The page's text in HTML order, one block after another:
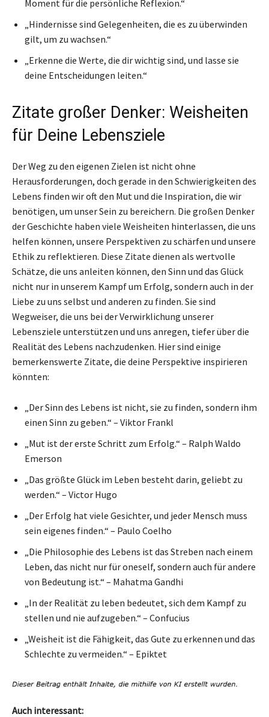
Moment für die persönliche Reflexion.“
„Hindernisse sind Gelegenheiten, die es zu überwinden
gilt, um zu wachsen.“
„Erkenne die Werte, die dir wichtig sind, und lasse sie
deine Entscheidungen leiten.“
Zitate großer Denker: Weisheiten
für Deine Lebensziele
Der Weg zu den eigenen Zielen ist nicht ohne
Herausforderungen, doch gerade in den Schwierigkeiten des
Lebens finden wir oft den Mut und die Inspiration, die wir
benötigen, um unser Sein zu bereichern. Die großen Denker
der Geschichte haben viele Weisheiten hinterlassen, die uns
helfen können, unsere Perspektiven zu schärfen und unsere
Ethik zu reflektieren. Diese Zitate dienen als wertvolle
Schätze, die uns anleiten können, den Sinn und das Glück
nicht nur in unserem Kampf um Erfolg, sondern auch in der
Liebe zu uns selbst und anderen zu finden. Sie sind
Wegweiser, die uns bei der Verwirklichung unserer
Lebensziele unterstützen und uns anregen, tiefer über die
Realität des Lebens nachzudenken. Hier sind einige
bemerkenswerte Zitate, die deine Perspektive inspirieren
könnten:
„Der Sinn des Lebens ist nicht, sie zu finden, sondern ihm
einen Sinn zu geben.“ – Viktor Frankl
„Mut ist der erste Schritt zum Erfolg.“ – Ralph Waldo
Emerson
„Das größte Glück im Leben besteht darin, geliebt zu
werden.“ – Victor Hugo
„Der Erfolg hat viele Gesichter, und jeder Mensch muss
sein eigenes finden.“ – Paulo Coelho
„Die Philosophie des Lebens ist das Streben nach einem
Leben, das nicht nur für oneself, sondern auch für andere
von Bedeutung ist.“ – Mahatma Gandhi
„In der Realität zu leben bedeutet, sich dem Kampf zu
stellen und nie aufzugeben.“ – Confucius
„Weisheit ist die Fähigkeit, das Gute zu erkennen und das
Schlechte zu vermeiden.“ – Epiktet
Auch interessant: